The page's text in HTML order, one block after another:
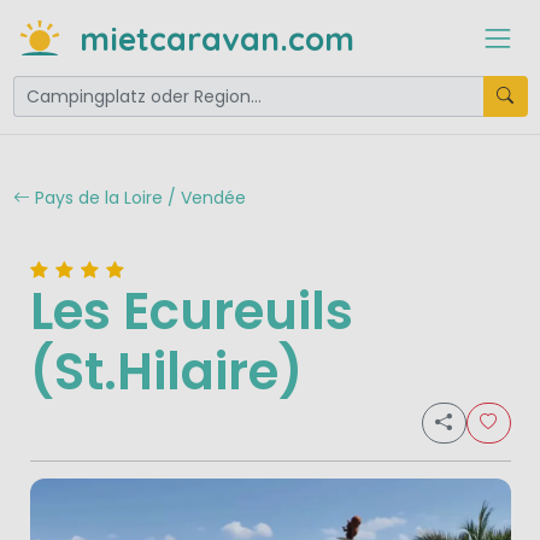
mietcaravan.com
Pays de la Loire / Vendée
Les Ecureuils
(St.Hilaire)